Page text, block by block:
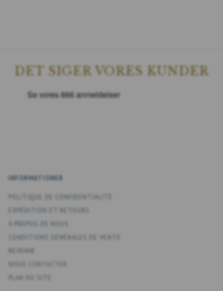
DET SIGER VORES KUNDER
INFORMATIONER
POLITIQUE DE CONFIDENTIALITÉ
CONDITIONS GÉNÉRALES DE VENTE
PLAN DU SITE